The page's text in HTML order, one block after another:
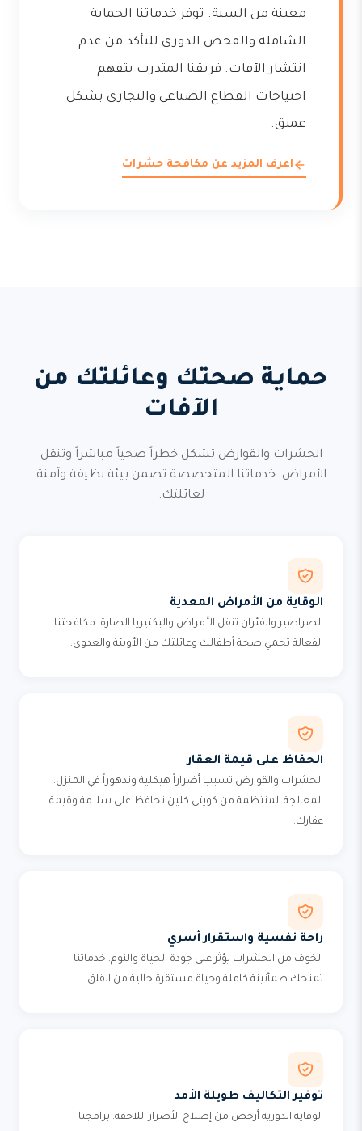
معينة من السنة. توفر خدماتنا الحماية
الشاملة والفحص الدوري للتأكد من عدم
انتشار الآفات. فريقنا المتدرب يتفهم
احتياجات القطاع الصناعي والتجاري بشكل
عميق.
اعرف المزيد عن مكافحة حشرات
حماية صحتك وعائلتك من
الآفات
الحشرات والقوارض تشكل خطراً صحياً مباشراً وتنقل
الأمراض. خدماتنا المتخصصة تضمن بيئة نظيفة وآمنة
لعائلتك.
الوقاية من الأمراض المعدية
الصراصير والفئران تنقل الأمراض والبكتيريا الضارة. مكافحتنا
الفعالة تحمي صحة أطفالك وعائلتك من الأوبئة والعدوى.
الحفاظ على قيمة العقار
الحشرات والقوارض تسبب أضراراً هيكلية وتدهوراً في المنزل.
المعالجة المنتظمة من كويتي كلين تحافظ على سلامة وقيمة
عقارك.
راحة نفسية واستقرار أسري
الخوف من الحشرات يؤثر على جودة الحياة والنوم. خدماتنا
تمنحك طمأنينة كاملة وحياة مستقرة خالية من القلق.
توفير التكاليف طويلة الأمد
الوقاية الدورية أرخص من إصلاح الأضرار اللاحقة. برامجنا